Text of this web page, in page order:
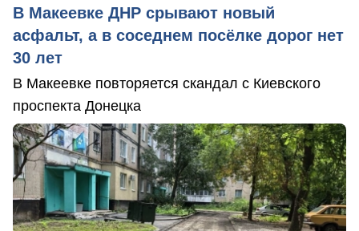
В Макеевке ДНР срывают новый
асфальт, а в соседнем посёлке дорог нет
30 лет
В Макеевке повторяется скандал с Киевского
проспекта Донецка